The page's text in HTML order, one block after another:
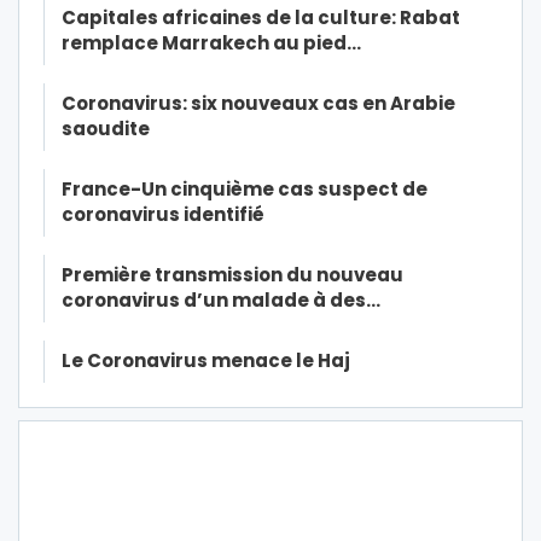
Capitales africaines de la culture: Rabat
remplace Marrakech au pied…
Coronavirus: six nouveaux cas en Arabie
saoudite
France-Un cinquième cas suspect de
coronavirus identifié
Première transmission du nouveau
coronavirus d’un malade à des…
Le Coronavirus menace le Haj